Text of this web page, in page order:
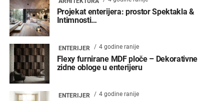
Projekat enterijera: prostor Spektakla &
Intimnosti…
ENTERIJER 4 godine ranije
Flexy furnirane MDF ploče – Dekorativne
zidne obloge u enterijeru
ENTERIJER 4 godine ranije